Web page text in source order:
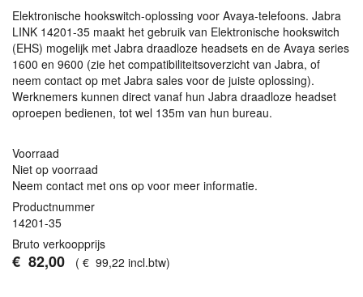
Elektronische hookswitch-oplossing voor Avaya-telefoons. Jabra
LINK 14201-35 maakt het gebruik van Elektronische hookswitch
(EHS) mogelijk met Jabra draadloze headsets en de Avaya series
1600 en 9600 (zie het compatibiliteitsoverzicht van Jabra, of
neem contact op met Jabra sales voor de juiste oplossing).
Werknemers kunnen direct vanaf hun Jabra draadloze headset
oproepen bedienen, tot wel 135m van hun bureau.
Voorraad
Niet op voorraad
Neem contact met ons op voor meer informatie.
Productnummer
14201-35
Bruto verkoopprijs
€ 82,00 ( € 99,22 incl.btw)